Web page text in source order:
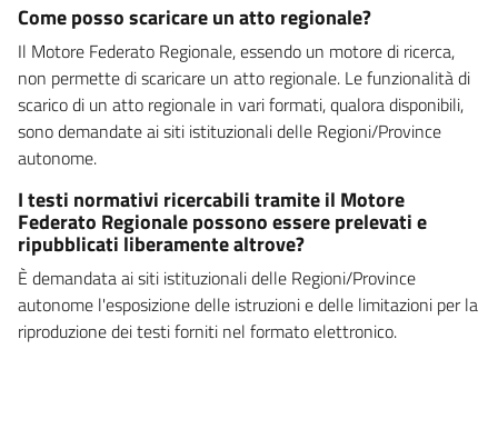
Come posso scaricare un atto regionale?
Il Motore Federato Regionale, essendo un motore di ricerca,
non permette di scaricare un atto regionale. Le funzionalità di
scarico di un atto regionale in vari formati, qualora disponibili,
sono demandate ai siti istituzionali delle Regioni/Province
autonome.
I testi normativi ricercabili tramite il Motore
Federato Regionale possono essere prelevati e
ripubblicati liberamente altrove?
È demandata ai siti istituzionali delle Regioni/Province
autonome l'esposizione delle istruzioni e delle limitazioni per la
riproduzione dei testi forniti nel formato elettronico.